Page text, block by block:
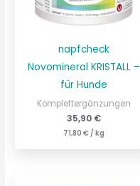
napfcheck
Novomineral KRISTALL –
für Hunde
Komplettergänzungen
35,90 €
71,80 € / kg